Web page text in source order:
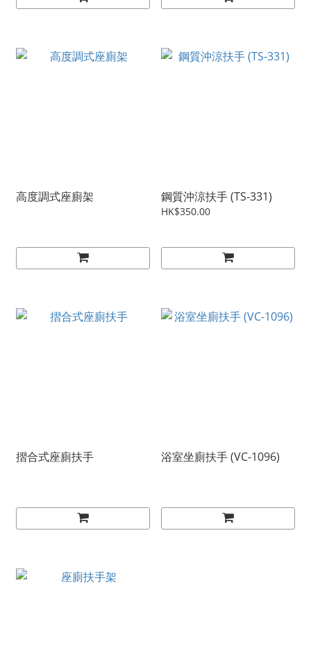
高度調式座廁架 鋼質沖涼扶手 (TS-331)
HK$350.00
摺合式座廁扶手 浴室坐廁扶手 (VC-1096)